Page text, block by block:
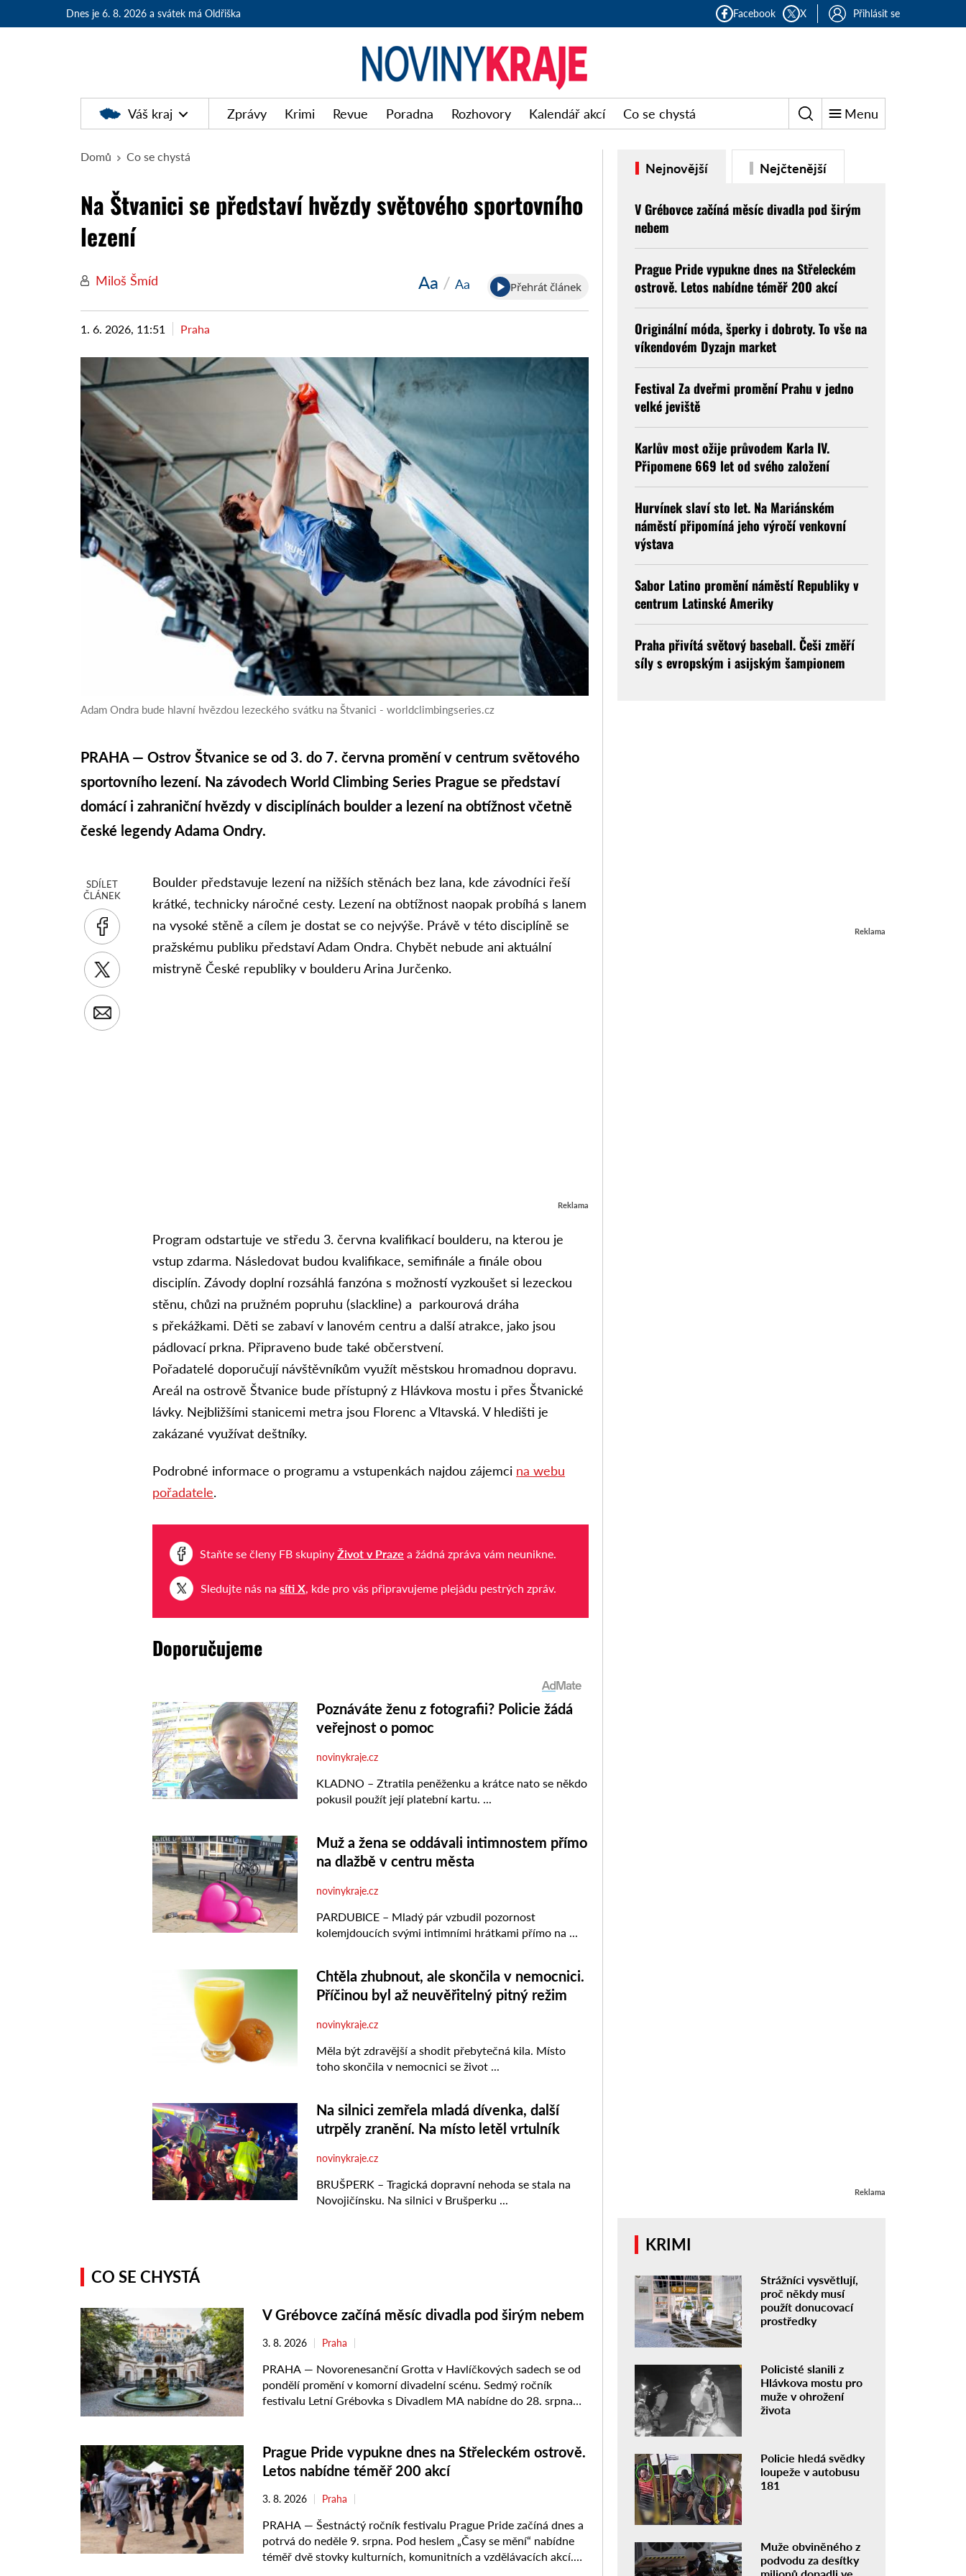
Dnes je 6. 8. 2026 a svátek má Oldřiška Facebook X Přihlásit se
Noviny
kraje
Váš kraj Zprávy Krimi Revue Poradna Rozhovory Kalendář akcí Co se chystá Menu
Domů Co se chystá
Na Štvanici se představí hvězdy světového sportovního
lezení
Miloš Šmíd Aa / Aa Přehrát článek
1. 6. 2026, 11:51 Praha
Adam Ondra bude hlavní hvězdou lezeckého svátku na Štvanici - worldclimbingseries.cz
PRAHA — Ostrov Štvanice se od 3. do 7. června promění v centrum světového
sportovního lezení. Na závodech World Climbing Series Prague se představí
domácí i zahraniční hvězdy v disciplínách boulder a lezení na obtížnost včetně
české legendy Adama Ondry.
SDÍLET
ČLÁNEK
Boulder představuje lezení na nižších stěnách bez lana, kde závodníci řeší
krátké, technicky náročné cesty. Lezení na obtížnost naopak probíhá s lanem
na vysoké stěně a cílem je dostat se co nejvýše. Právě v této disciplíně se
pražskému publiku představí Adam Ondra. Chybět nebude ani aktuální
mistryně České republiky v boulderu Arina Jurčenko.
Reklama
Program odstartuje ve středu 3. června kvalifikací boulderu, na kterou je
vstup zdarma. Následovat budou kvalifikace, semifinále a finále obou
disciplín. Závody doplní rozsáhlá fanzóna s možností vyzkoušet si lezeckou
stěnu, chůzi na pružném popruhu (slackline) a parkourová dráha
s překážkami. Děti se zabaví v lanovém centru a další atrakce, jako jsou
pádlovací prkna. Připraveno bude také občerstvení.
Pořadatelé doporučují návštěvníkům využít městskou hromadnou dopravu.
Areál na ostrově Štvanice bude přístupný z Hlávkova mostu i přes Štvanické
lávky. Nejbližšími stanicemi metra jsou Florenc a Vltavská. V hledišti je
zakázané využívat deštníky.
Podrobné informace o programu a vstupenkách najdou zájemci na webu
pořadatele.
Staňte se členy FB skupinyŽivot v Praze a žádná zpráva vám neunikne.
Sledujte nás nasíti X, kde pro vás připravujeme plejádu pestrých zpráv.
Doporučujeme
CO SE CHYSTÁ
V Grébovce začíná měsíc divadla pod širým nebem
3. 8. 2026 Praha
PRAHA — Novorenesanční Grotta v Havlíčkových sadech se od
pondělí promění v komorní divadelní scénu. Sedmý ročník
festivalu Letní Grébovka s Divadlem MA nabídne do 28. srpna
Prague Pride vypukne dnes na Střeleckém ostrově.
Letos nabídne téměř 200 akcí
3. 8. 2026 Praha
PRAHA — Šestnáctý ročník festivalu Prague Pride začíná dnes a
potrvá do neděle 9. srpna. Pod heslem „Časy se mění“ nabídne
téměř dvě stovky kulturních, komunitních a vzdělávacích akcí.
Nejnovější Nejčtenější
V Grébovce začíná měsíc divadla pod širým
nebem
Prague Pride vypukne dnes na Střeleckém
ostrově. Letos nabídne téměř 200 akcí
Originální móda, šperky i dobroty. To vše na
víkendovém Dyzajn market
Festival Za dveřmi promění Prahu v jedno
velké jeviště
Karlův most ožije průvodem Karla IV.
Připomene 669 let od svého založení
Hurvínek slaví sto let. Na Mariánském
náměstí připomíná jeho výročí venkovní
výstava
Sabor Latino promění náměstí Republiky v
centrum Latinské Ameriky
Praha přivítá světový baseball. Češi změří
síly s evropským i asijským šampionem
Reklama
Reklama
KRIMI
Strážníci vysvětlují,
proč někdy musí
použít donucovací
prostředky
Policisté slanili z
Hlávkova mostu pro
muže v ohrožení
života
Policie hledá svědky
loupeže v autobusu
181
Muže obviněného z
podvodu za desítky